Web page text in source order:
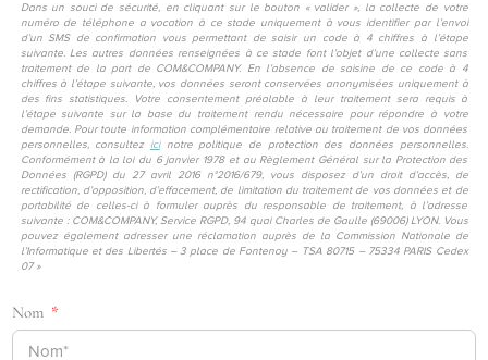
Dans un souci de sécurité, en cliquant sur le bouton « valider », la collecte de votre
numéro de téléphone a vocation à ce stade uniquement à vous identifier par l’envoi
d’un SMS de confirmation vous permettant de saisir un code à 4 chiffres à l’étape
suivante. Les autres données renseignées à ce stade font l’objet d’une collecte sans
traitement de la part de COM&COMPANY. En l’absence de saisine de ce code à 4
chiffres à l’étape suivante, vos données seront conservées anonymisées uniquement à
des fins statistiques. Votre consentement préalable à leur traitement sera requis à
l’étape suivante sur la base du traitement rendu nécessaire pour répondre à votre
demande. Pour toute information complémentaire relative au traitement de vos données
personnelles, consultez icinotre politique de protection des données personnelles.
Conformément à la loi du 6 janvier 1978 et au Règlement Général sur la Protection des
Données (RGPD) du 27 avril 2016 n°2016/679, vous disposez d’un droit d’accès, de
rectification, d’opposition, d’effacement, de limitation du traitement de vos données et de
portabilité de celles-ci à formuler auprès du responsable de traitement, à l’adresse
suivante : COM&COMPANY, Service RGPD, 94 quai Charles de Gaulle (69006) LYON. Vous
pouvez également adresser une réclamation auprès de la Commission Nationale de
l’Informatique et des Libertés – 3 place de Fontenoy – TSA 80715 – 75334 PARIS Cedex
07 »
Nom